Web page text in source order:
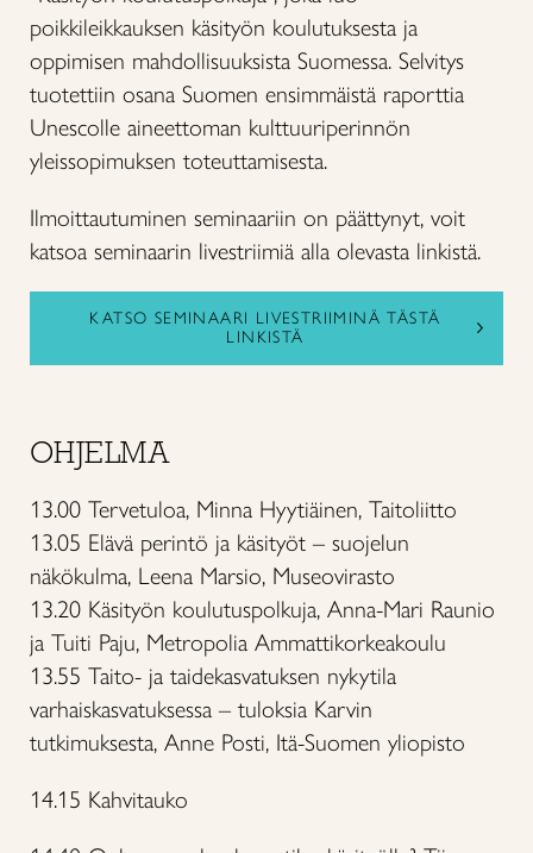
poikkileikkauksen käsityön koulutuksesta ja
oppimisen mahdollisuuksista Suomessa. Selvitys
tuotettiin osana Suomen ensimmäistä raporttia
Unescolle aineettoman kulttuuriperinnön
yleissopimuksen toteuttamisesta.
Ilmoittautuminen seminaariin on päättynyt, voit
katsoa seminaarin livestriimiä alla olevasta linkistä.
KATSO SEMINAARI LIVESTRIIMINÄ TÄSTÄ
LINKISTÄ
OHJELMA
13.00 Tervetuloa, Minna Hyytiäinen, Taitoliitto
13.05 Elävä perintö ja käsityöt – suojelun
näkökulma, Leena Marsio, Museovirasto
13.20 Käsityön koulutuspolkuja, Anna-Mari Raunio
ja Tuiti Paju, Metropolia Ammattikorkeakoulu
13.55 Taito- ja taidekasvatuksen nykytila
varhaiskasvatuksessa – tuloksia Karvin
tutkimuksesta, Anne Posti, Itä-Suomen yliopisto
14.15 Kahvitauko